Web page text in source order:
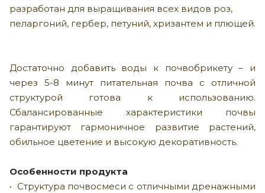
разработан для выращивания всех видов роз,
пеларгоний, гербер, петуний, хризантем и плющей.
Достаточно добавить воды к почвобрикету – и
через 5-8 минут питательная почва с отличной
структурой готова к использованию.
Сбалансированные характеристики почвы
гарантируют гармоничное развитие растений,
обильное цветение и высокую декоративность.
Особенности продукта
• Структура почвосмеси c отличными дренажными